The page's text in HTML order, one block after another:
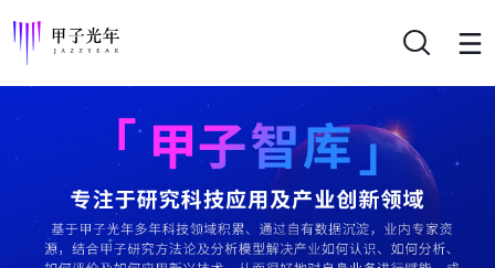
搜索
建筑 双碳
科技投资 数字经济 工业制造
科技投资 数字化
企业管理 市场营销 财税费控
月度观察 数据调研
实践案例 趋势判断 定义者